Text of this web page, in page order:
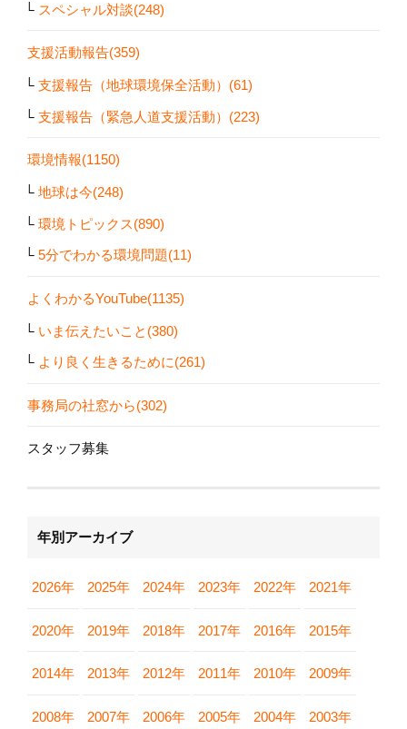
スペシャル対談(248)
支援活動報告(359)
支援報告（地球環境保全活動）(61)
支援報告（緊急人道支援活動）(223)
環境情報(1150)
地球は今(248)
環境トピックス(890)
5分でわかる環境問題(11)
よくわかるYouTube(1135)
いま伝えたいこと(380)
より良く生きるために(261)
事務局の社窓から(302)
スタッフ募集
年別アーカイブ
2026年 2025年 2024年 2023年 2022年 2021年
2020年 2019年 2018年 2017年 2016年 2015年
2014年 2013年 2012年 2011年 2010年 2009年
2008年 2007年 2006年 2005年 2004年 2003年